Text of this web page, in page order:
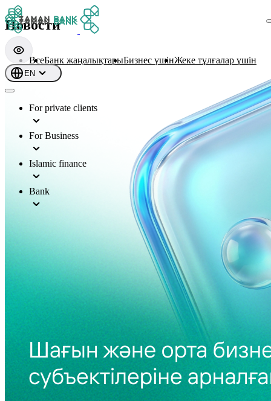
EN
For private clients
For Business
Islamic finance
Bank
Новости
ВсеБанк жаңалықтарыБизнес үшінЖеке тұлғалар үшін